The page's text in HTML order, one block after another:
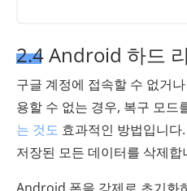
2.4 Android 하드
구글 계정에 접속할 수 없거
용할 수 없는 경우, 복구 모드
는 것도 효과적인 방법입니
저장된 모든 데이터를 삭제합
Android 폰을 강제로 초기화